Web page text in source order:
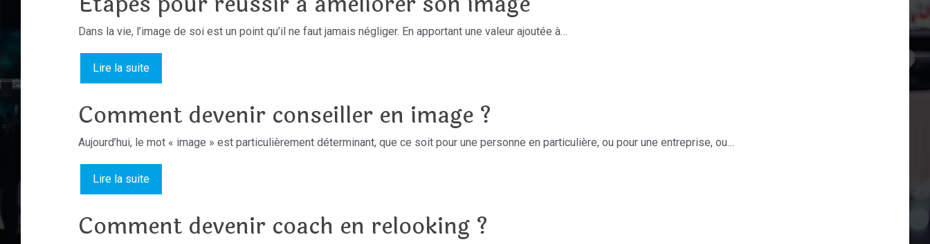
Dans la vie, l’image de soi est un point qu’il ne faut jamais négliger. En apportant une valeur ajoutée à…
Lire la suite
Comment devenir conseiller en image ?
Aujourd’hui, le mot « image » est particulièrement déterminant, que ce soit pour une personne en particulière, ou pour une entreprise, ou…
Lire la suite
Comment devenir coach en relooking ?